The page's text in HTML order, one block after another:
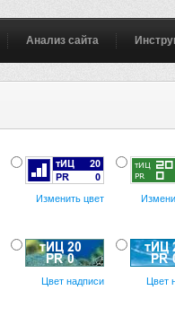
Анализ сайта
Изменить цвет
Цвет надписи Цвет